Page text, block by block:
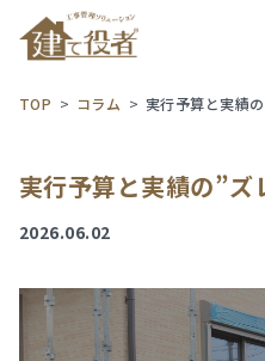
TOP コラム 実行予算と実績
実行予算と実績の”
2026.06.02